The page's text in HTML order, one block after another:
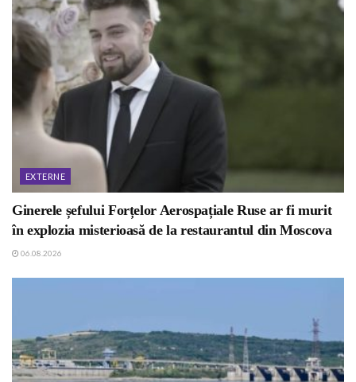
EXTERNE
Ginerele șefului Forțelor Aerospațiale Ruse ar fi murit
în explozia misterioasă de la restaurantul din Moscova
06.08.2026